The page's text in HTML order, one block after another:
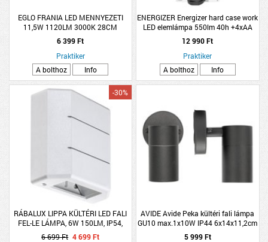
EGLO FRANIA LED MENNYEZETI
11,5W 1120LM 3000K 28CM
SZÖGLETES
6 399 Ft
Praktiker
A bolthoz
Info
ENERGIZER Energizer hard case work
LED elemlámpa 550lm 40h +4xAA
ütésálló fekete
12 990 Ft
Praktiker
A bolthoz
Info
RÁBALUX LIPPA KÜLTÉRI LED FALI
FEL-LE LÁMPA, 6W 150LM, IP54,
3000K, FEHÉR, 12X12X5CM
-30%
6 699 Ft 4 699 Ft
AVIDE Avide Peka kültéri fali lámpa
GU10 max.1x10W IP44 6x14x11,2cm
fekete
5 999 Ft